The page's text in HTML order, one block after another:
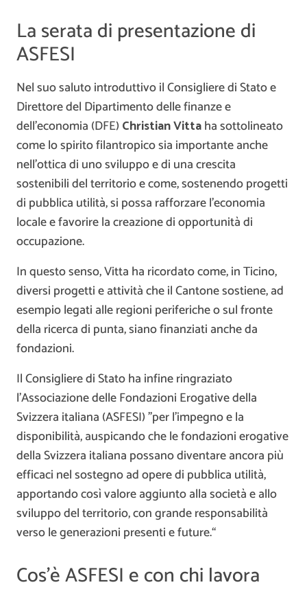
La serata di presentazione di
ASFESI
Nel suo saluto introduttivo il Consigliere di Stato e
Direttore del Dipartimento delle finanze e
dell’economia (DFE) Christian Vittaha sottolineato
come lo spirito filantropico sia importante anche
nell’ottica di uno sviluppo e di una crescita
sostenibili del territorio e come, sostenendo progetti
di pubblica utilità, si possa rafforzare l’economia
locale e favorire la creazione di opportunità di
occupazione.
In questo senso, Vitta ha ricordato come, in Ticino,
diversi progetti e attività che il Cantone sostiene, ad
esempio legati alle regioni periferiche o sul fronte
della ricerca di punta, siano finanziati anche da
fondazioni.
Il Consigliere di Stato ha infine ringraziato
l’Associazione delle Fondazioni Erogative della
Svizzera italiana (ASFESI) ”per l’impegno e la
disponibilità, auspicando che le fondazioni erogative
della Svizzera italiana possano diventare ancora più
efficaci nel sostegno ad opere di pubblica utilità,
apportando così valore aggiunto alla società e allo
sviluppo del territorio, con grande responsabilità
verso le generazioni presenti e future.“
Cos’è ASFESI e con chi lavora